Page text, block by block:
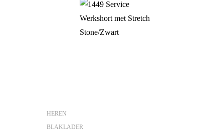
HEREN
BLAKLADER